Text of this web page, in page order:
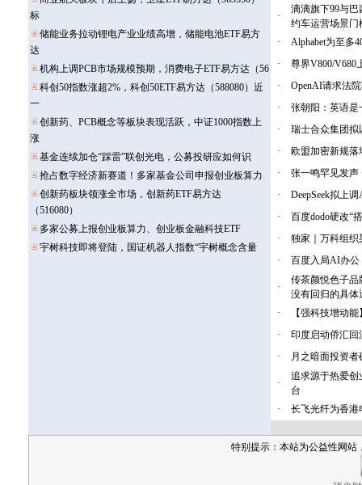
·
滴滴旗下99与
约车运营场景门
·
Alphabet为至多
·
尊界V800/V680
·
OpenAI请求法
·
张朝阳：英语是
·
瑞士合众集团拟
·
欧盟加密新规
·
张一鸣罕见发声
·
DeepSeek拟上
·
百度dodo硬改“
·
独家｜万科组织
·
百度入局AI办公
·
传茶颜悦色子品
没有回归的具体
·
【强科技增动
·
印度启动侨汇回
·
月之暗面投资
·
追求源于热爱创
台
·
长飞光纤为香港
特别提示：本站为公益性网站